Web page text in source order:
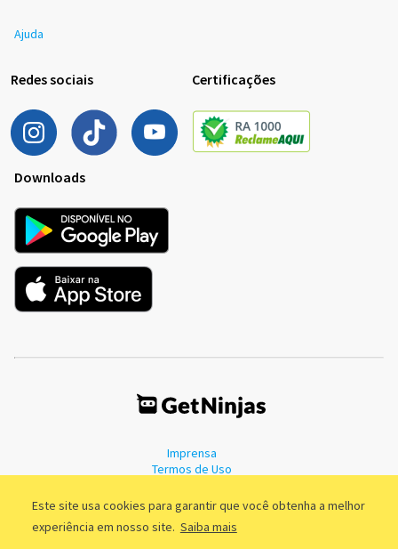
Este site usa cookies para garantir que você obtenha a melhor
experiência em nosso site. Saiba mais
Ajuda
Redes sociais Certificações
Downloads
Imprensa
Termos de Uso